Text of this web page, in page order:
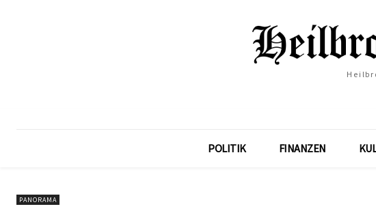
POLITIK FINANZEN
PANORAMA